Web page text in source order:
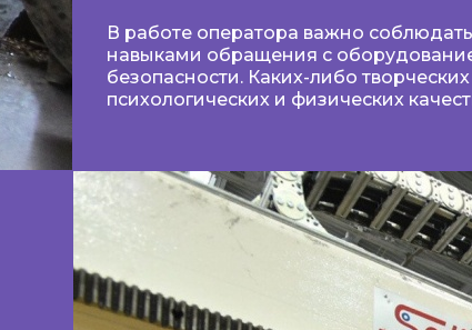
В работе оператора важно
навыками обращения с
безопасности. Каких-либо
психологических и физических